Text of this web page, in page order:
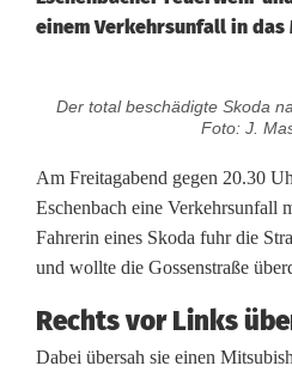
einem Verkehrsunfall in
r
k
h
Der total beschädigte Skoda
Foto: J.
Am Freitagabend gegen 20.30
Eschenbach eine Verkehrsunfall
Fahrerin eines Skoda fuhr die
und wollte die Gossenstraße
Rechts vor Links
Dabei übersah sie einen